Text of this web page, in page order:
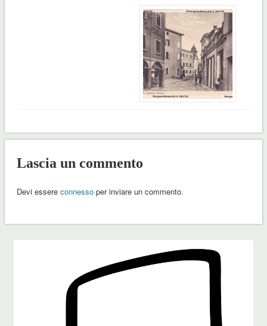
Lascia un commento
Devi essere connessoper inviare un commento.